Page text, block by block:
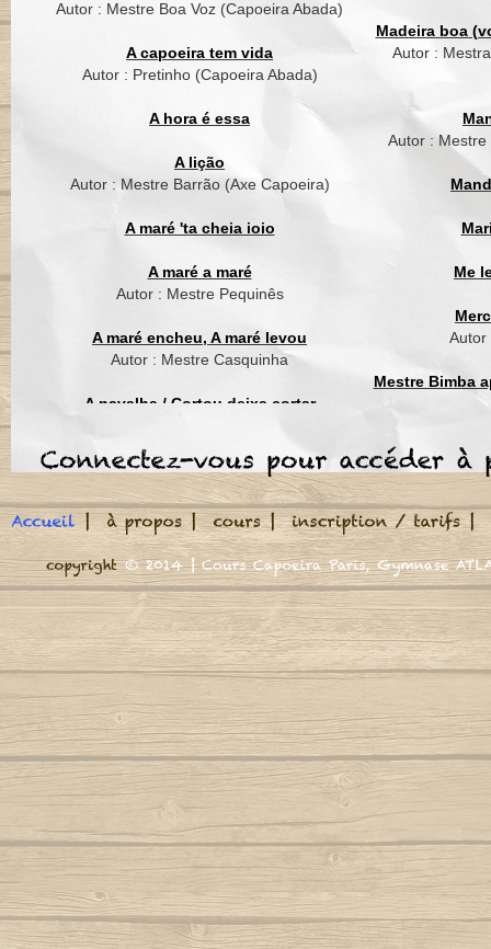
Autor : Mestre Boa Voz (Capoeira Abada)
A capoeira tem vida
Autor : Pretinho (Capoeira Abada)
A hora é essa
A lição
Autor : Mestre Barrão (Axe Capoeira)
A maré 'ta cheia ioio
A maré a maré
Autor : Mestre Pequinês
A maré encheu, A maré levou
Autor : Mestre Casquinha
A navalha / Cortou deixa cortar
A roda jà começou
A volta do mundo, é como a maré
Adeus adeus (Boa viagem)
Autor : Mestre Marrom
Africa se uniu
Autor : Mestre Jogo De Dentro
Aidé, negra africana
Autor : Professor Marquinho Coreba
(Capoeira Gerais)
Além-mar
Autor : Graduado Voador (Capoeira Nagô)
Madeira boa
Autor :
Autor :
Me
Autor
Mestre Bimba
Meu
Autor : CM
Nega
Nego
Autor : Mestre
Autor :
Oh Dende, dende
Oh Dende, dende
Põe tempero na
Dendê não pode
Dende de mare
Oh Dende, dende
O Totonho de maré
A onda balança o
Como o Totonho
Dende de mare
Puxa puxa leva leva
Puxa rede do mar
Se fo um bom
O peixe não vai faltar,
Dende de mare
Oh Dende, dende
Oh Dende, dende
É noite de lua cheia
Vai ter festa na aldeia
Capoeira vai jogar,
Dende de mare
Oh Dende, dende
Oh Dende, dende